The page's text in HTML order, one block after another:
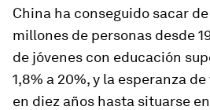
China ha conseguido sacar
millones de personas desde
de jóvenes con educación
1,8% a 20%, y la esperanza
en diez años hasta situarse